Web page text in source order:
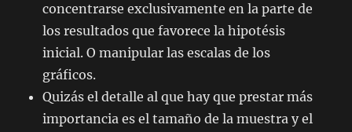
concentrarse exclusivamente en la parte de
los resultados que favorece la hipotésis
inicial. O manipular las escalas de los
gráficos.
Quizás el detalle al que hay que prestar más
importancia es el tamaño de la muestra y el